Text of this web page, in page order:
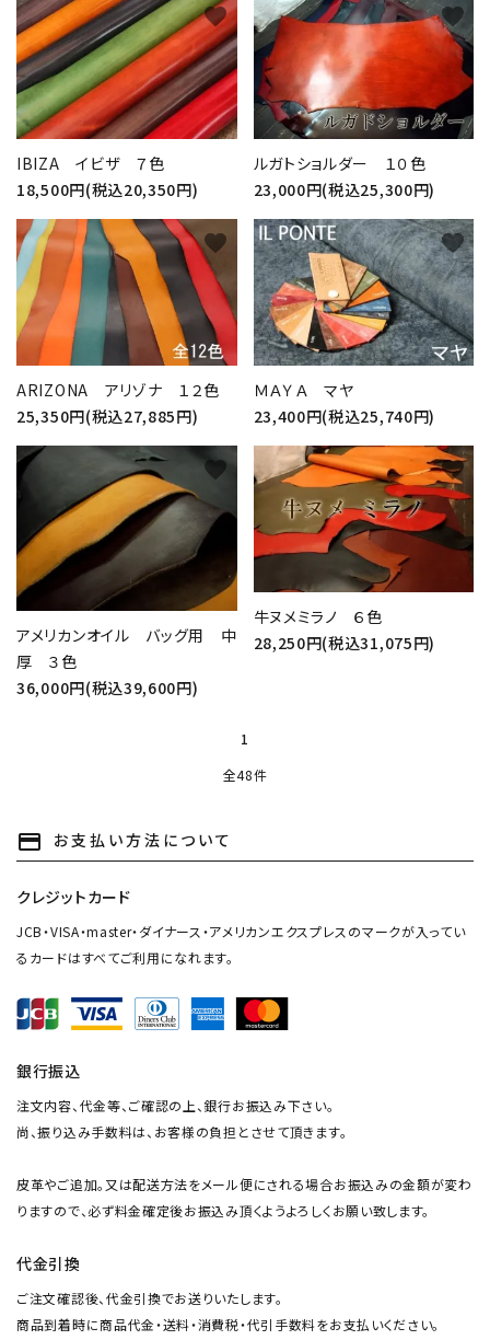
IBIZA イビザ ７色
18,500円(税込20,350円)
favorite
ルガトショルダー １０色
23,000円(税込25,300円)
favorite
ARIZONA アリゾナ １２色
25,350円(税込27,885円)
favorite
ＭＡＹＡ マヤ
23,400円(税込25,740円)
favorite
アメリカンオイル バッグ用 中
厚 ３色
36,000円(税込39,600円)
favorite
牛ヌメミラノ ６色
28,250円(税込31,075円)
favorite
1
全48件
payment お支払い方法について
クレジットカード
JCB・VISA・master・ダイナース・アメリカンエクスプレスのマークが入ってい
るカードはすべてご利用になれます。
銀行振込
注文内容、代金等、ご確認の上、銀行お振込み下さい。
尚、振り込み手数料は、お客様の負担とさせて頂きます。
皮革やご追加。又は配送方法をメール便にされる場合お振込みの金額が変わ
りますので、必ず料金確定後お振込み頂くようよろしくお願い致します。
代金引換
ご注文確認後、代金引換でお送りいたします。
商品到着時に商品代金・送料・消費税・代引手数料をお支払いください。